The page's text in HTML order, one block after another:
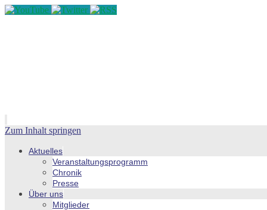
Zum Inhalt springen
Aktuelles
Veranstaltungsprogramm
Chronik
Presse
Über uns
Mitglieder